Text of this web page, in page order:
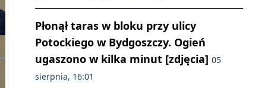
Płonął taras w bloku przy ulicy
Potockiego w Bydgoszczy. Ogień
ugaszono w kilka minut [zdjęcia] 05
sierpnia, 16:01